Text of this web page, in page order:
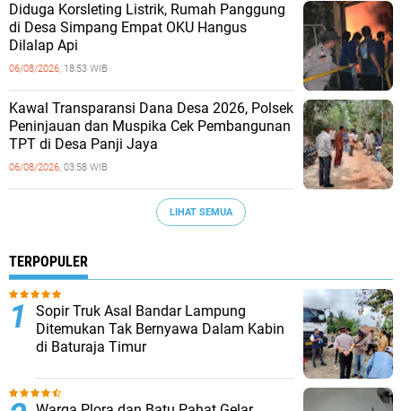
Diduga Korsleting Listrik, Rumah Panggung
di Desa Simpang Empat OKU Hangus
Dilalap Api
06/08/2026, 18:53 WIB
Kawal Transparansi Dana Desa 2026, Polsek
Peninjauan dan Muspika Cek Pembangunan
TPT di Desa Panji Jaya
06/08/2026, 03:58 WIB
LIHAT SEMUA
TERPOPULER
Sopir Truk Asal Bandar Lampung
Ditemukan Tak Bernyawa Dalam Kabin
di Baturaja Timur